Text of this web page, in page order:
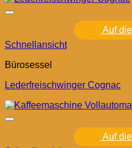
Auf
Schnellansicht
Bürosessel
Lederfreischwinger Cognac
Auf